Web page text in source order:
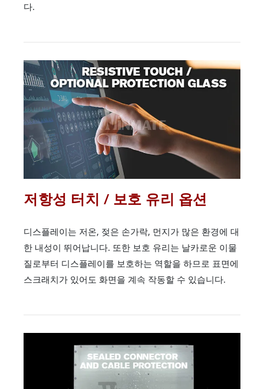
다.
저항성 터치 / 보호 유리 옵션
디스플레이는 저온, 젖은 손가락, 먼지가 많은 환경에 대
한 내성이 뛰어납니다. 또한 보호 유리는 날카로운 이물
질로부터 디스플레이를 보호하는 역할을 하므로 표면에
스크래치가 있어도 화면을 계속 작동할 수 있습니다.